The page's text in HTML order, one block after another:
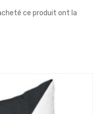
ce produit ont la